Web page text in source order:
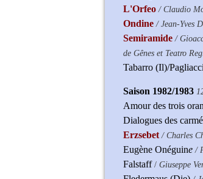
L'Orfeo / Claudio
Ondine / Jean-Yves
Semiramide /
de Gênes et Teatro
Tabarro (Il)/Pagliacci
Saison 1982/1983
Amour des trois
Dialogues des
Erzsebet / Charles
Eugène Onéguine /
Falstaff / Giuseppe